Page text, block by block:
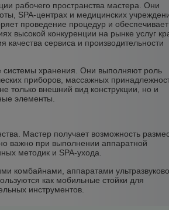
рабочего пространства мастера. Они
SPA-центрах и медицинских
проведение процедур и обеспечивает
высокой конкуренции на рынке услуг
сервиса и производительности
системы хранения. Они выполняют роль
приборов, массажных
только внешний вид конструкции, но и
элементы.
Мастер получает возможность
важно при выполнении аппаратной
методик и SPA-ухода.
комбайнами, аппаратами
как мобильные стойки для
инструментов.